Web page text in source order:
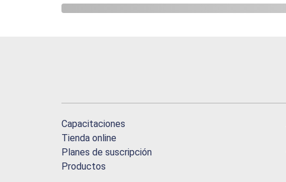
Capacitaciones
Tienda online
Planes de suscripción
Productos